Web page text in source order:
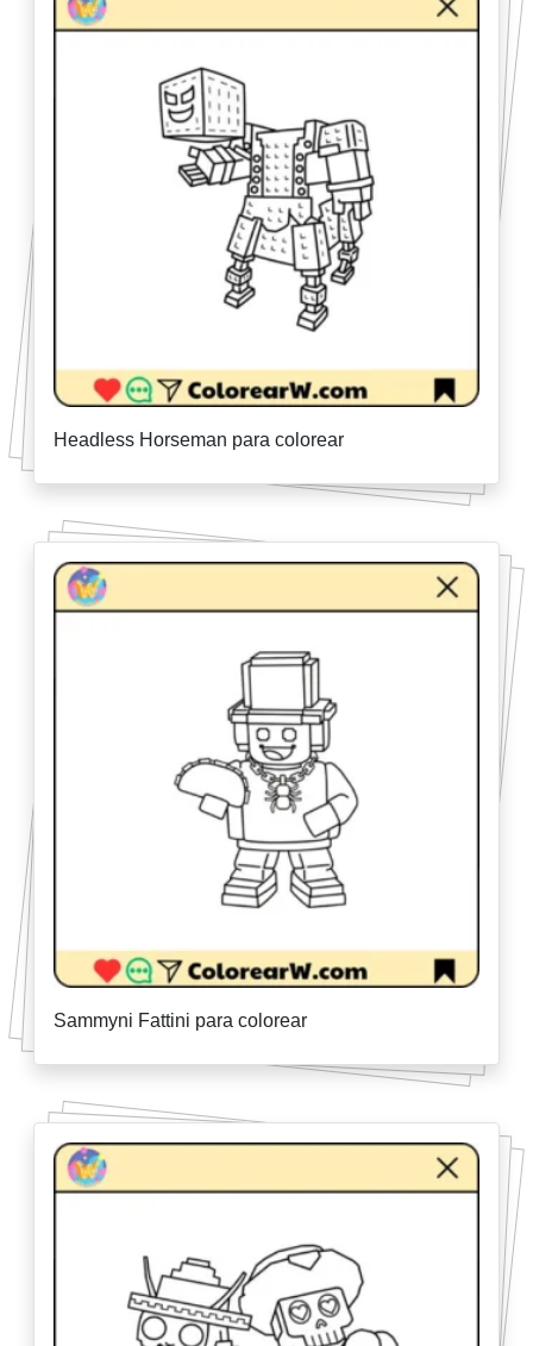
Headless Horseman para colorear
Sammyni Fattini para colorear